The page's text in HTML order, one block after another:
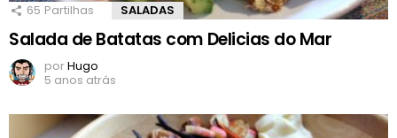
65 Partilhas SALADAS
Salada de Batatas com Delicias do Mar
porHugo
5 anos atrás